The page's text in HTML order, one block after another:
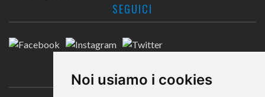
Noi usiamo i cookies
SEGUICI
CONTATTACI